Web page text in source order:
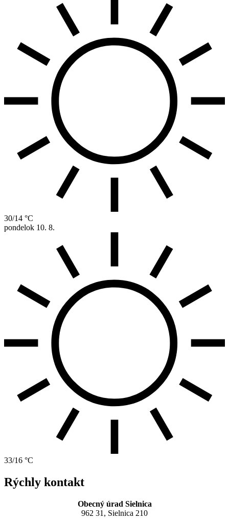
30/14 °C
pondelok 10. 8.
33/16 °C
Rýchly kontakt
Obecný úrad Sielnica
962 31, Sielnica 210